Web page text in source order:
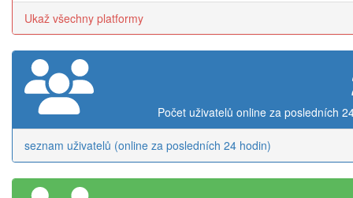
Ukaž všechny platformy
Počet uživatelů online za posledních
seznam uživatelů (online za posledních 24 hodin)